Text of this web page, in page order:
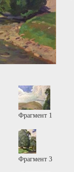
Фрагмент 1
Фрагмент 3